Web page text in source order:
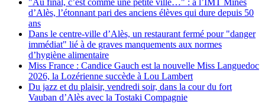
d’Alès, l’étonnant pari des anciens élèves qui dure depuis 50
ans
Dans le centre-ville d’Alès, un restaurant fermé pour "danger
immédiat" lié à de graves manquements aux normes
d’hygiène alimentaire
Miss France : Candice Gauch est la nouvelle Miss Languedoc
2026, la Lozérienne succède à Lou Lambert
Du jazz et du plaisir, vendredi soir, dans la cour du fort
Vauban d’Alès avec la Tostaki Compagnie